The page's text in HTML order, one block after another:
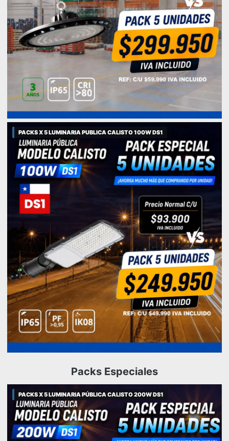
PACKS X 5 LUMINARIA PUBLICA CALISTO 100W DS1
Packs Especiales
PACKS X 5 LUMINARIA PÚBLICA CALISTO 200W DS1